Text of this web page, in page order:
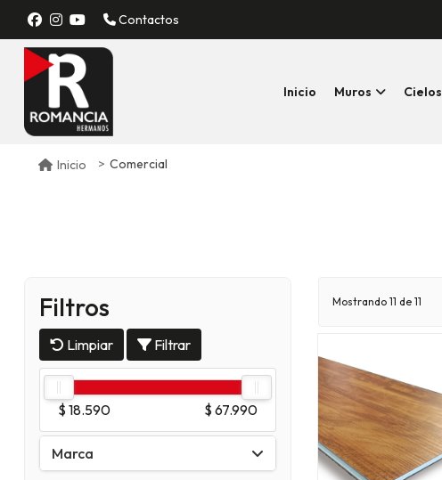
Contactos
Inicio Muros Cielos
Inicio Comercial
Filtros
Limpiar Filtrar
$ 18.590 $ 67.990
Marca
Mostrando 11 de 11